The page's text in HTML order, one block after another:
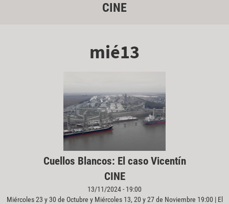
CINE
mié13
Cuellos Blancos: El caso Vicentín
CINE
13/11/2024 - 19:00
Miércoles 23 y 30 de Octubre y Miércoles 13, 20 y 27 de Noviembre 19:00 | El